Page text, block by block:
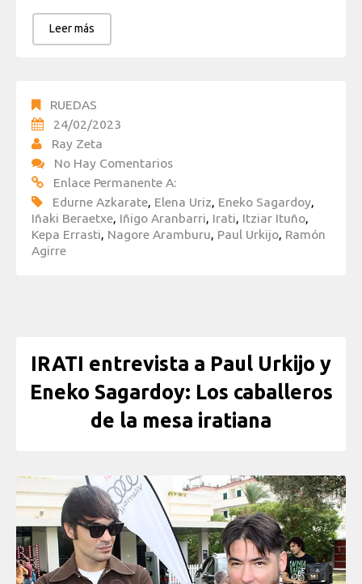
Leer más
RUEDAS
24/02/2023
Ray Zeta
No Hay Comentarios
Enlace Permanente A:
Edurne Azkarate, Elena Uriz, Eneko Sagardoy,
Iñaki Beraetxe, Iñigo Aranbarri, Irati, Itziar Ituño,
Kepa Errasti, Nagore Aramburu, Paul Urkijo, Ramón
Agirre
IRATI entrevista a Paul Urkijo y
Eneko Sagardoy: Los caballeros
de la mesa iratiana